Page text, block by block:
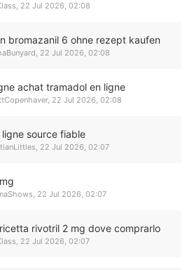
, 22 Jul 2026, 02:08
bromazanil 6 ohne rezept kaufen
, 22 Jul 2026, 02:08
achat tramadol en ligne
, 22 Jul 2026, 02:08
source fiable
, 22 Jul 2026, 02:07
, 22 Jul 2026, 02:07
rivotril 2 mg dove comprarlo
, 22 Jul 2026, 02:07